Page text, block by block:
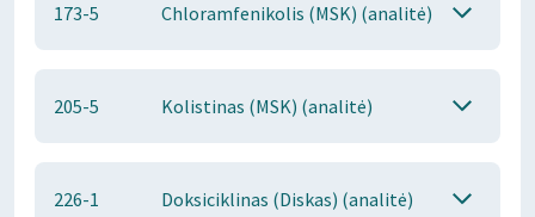
173-5 Chloramfenikolis (MSK) (analitė)
205-5 Kolistinas (MSK) (analitė)
226-1 Doksiciklinas (Diskas) (analitė)